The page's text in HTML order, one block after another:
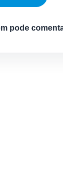
pode